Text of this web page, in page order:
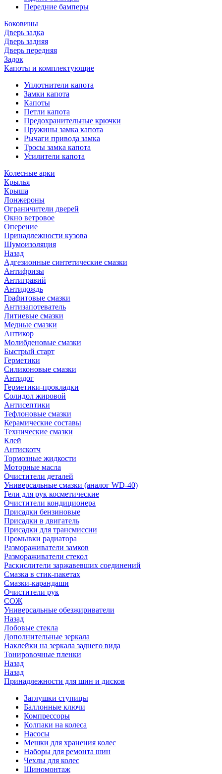
Передние бамперы
Боковины
Дверь задка
Дверь задняя
Дверь передняя
Задок
Капоты и комплектующие
Уплотнители капота
Замки капота
Капоты
Петли капота
Предохранительные крючки
Пружины замка капота
Рычаги привода замка
Тросы замка капота
Усилители капота
Колесные арки
Крылья
Крыша
Лонжероны
Ограничители дверей
Окно ветровое
Оперение
Принадлежности кузова
Шумоизоляция
Назад
Адгезионные синтетические смазки
Антифризы
Антигравий
Антидождь
Графитовые смазки
Антизапотеватель
Литиевые смазки
Медные смазки
Антикор
Молибденовые смазки
Быстрый старт
Герметики
Силиконовые смазки
Антидог
Герметики-прокладки
Солидол жировой
Антисептики
Тефлоновые смазки
Керамические составы
Технические смазки
Клей
Антискотч
Тормозные жидкости
Моторные масла
Очистители деталей
Универсальные смазки (аналог WD-40)
Гели для рук косметические
Очистители кондиционера
Присадки бензиновые
Присадки в двигатель
Присадки для трансмиссии
Промывки радиатора
Размораживатели замков
Размораживатели стекол
Раскислители заржавевших соединений
Смазка в стик-пакетах
Смазки-карандаши
Очистители рук
СОЖ
Универсальные обезжириватели
Назад
Лобовые стекла
Дополнительные зеркала
Наклейки на зеркала заднего вида
Тонировочные пленки
Назад
Назад
Принадлежности для шин и дисков
Заглушки ступицы
Баллонные ключи
Компрессоры
Колпаки на колеса
Насосы
Мешки для хранения колес
Наборы для ремонта шин
Чехлы для колес
Шиномонтаж